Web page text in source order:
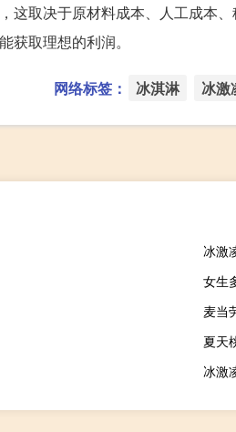
这取决于原材料成本、人工成本
获取理想的利润。
网络标签： 冰淇淋 冰激
冰激
女生
麦当
夏天
冰激